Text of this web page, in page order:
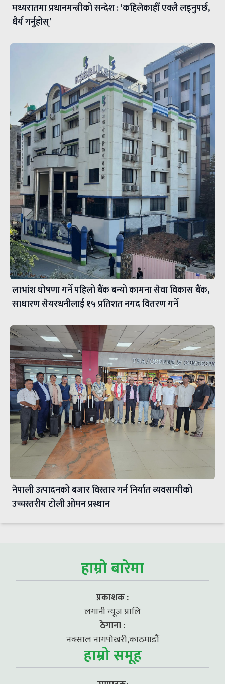
मध्यरातमा प्रधानमन्त्रीको सन्देश : ‘कहिलेकाहीँ एक्लै लड्नुपर्छ,
धैर्य गर्नुहोस्’
लाभांश घोषणा गर्ने पहिलो बैंक बन्यो कामना सेवा विकास बैंक,
साधारण सेयरधनीलाई १५ प्रतिशत नगद वितरण गर्ने
नेपाली उत्पादनको बजार विस्तार गर्न निर्यात व्यवसायीको
उच्चस्तरीय टोली ओमन प्रस्थान
हाम्रो बारेमा
प्रकाशक :
लगानी न्यूज प्रालि
ठेगाना :
नक्साल नागपोखरी,काठमाडौं
हाम्रो समूह